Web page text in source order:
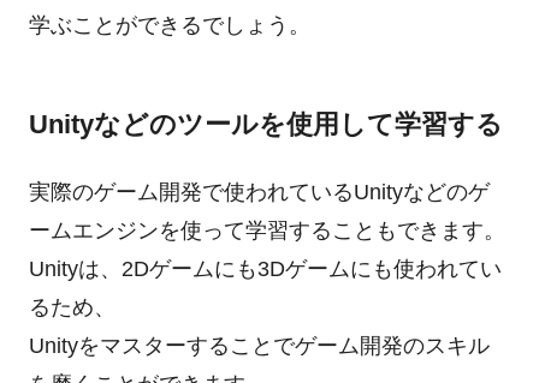
学ぶことができるでしょう。
Unityなどのツールを使用して学習する
実際のゲーム開発で使われているUnityなどのゲ
ームエンジンを使って学習することもできます。
Unityは、2Dゲームにも3Dゲームにも使われてい
るため、
Unityをマスターすることでゲーム開発のスキル